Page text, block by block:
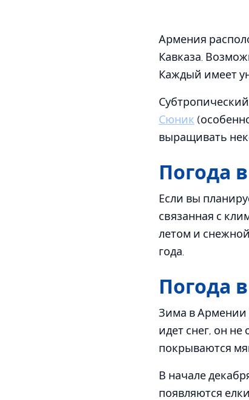
Армения
Кавказа.
Каждый имеет
Сюник
выращивать
Погода
Если вы
связанная с
летом и
года.
Погода
Зима в Армении
идет снег, он
покрываются
В начале
появляются